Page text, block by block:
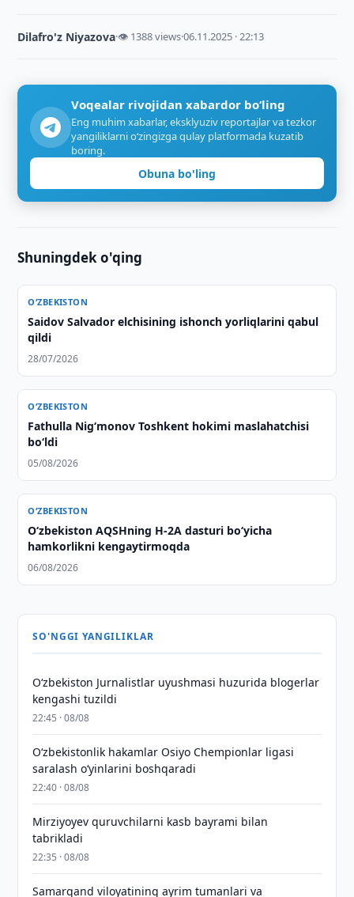
Dilafro'z Niyazova·👁 1388 views·06.11.2025 · 22:13
Voqealar rivojidan xabardor bo‘ling
Eng muhim xabarlar, eksklyuziv reportajlar va tezkor
yangiliklarni o‘zingizga qulay platformada kuzatib
boring.
Obuna bo'ling
Shuningdek o'qing
O‘ZBEKISTON
Saidov Salvador elchisining ishonch yorliqlarini qabul
qildi
28/07/2026
O‘ZBEKISTON
Fathulla Nig‘monov Toshkent hokimi maslahatchisi
bo‘ldi
05/08/2026
O‘ZBEKISTON
O‘zbekiston AQSHning H-2A dasturi bo‘yicha
hamkorlikni kengaytirmoqda
06/08/2026
SO'NGGI YANGILIKLAR
O‘zbekiston Jurnalistlar uyushmasi huzurida blogerlar
kengashi tuzildi
22:45 · 08/08
O‘zbekistonlik hakamlar Osiyo Chempionlar ligasi
saralash o‘yinlarini boshqaradi
22:40 · 08/08
Mirziyoyev quruvchilarni kasb bayrami bilan
tabrikladi
22:35 · 08/08
Samarqand viloyatining ayrim tumanlari va